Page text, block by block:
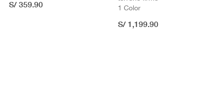
S/ 359.90
1 Color
S/ 1,199.90